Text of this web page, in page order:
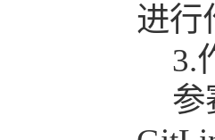
进行
3.
参